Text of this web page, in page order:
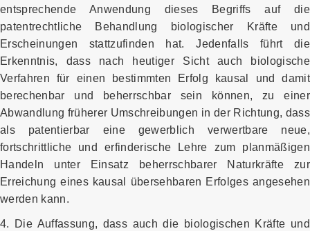
entsprechende Anwendung dieses Begriffs auf die
patentrechtliche Behandlung biologischer Kräfte und
Erscheinungen stattzufinden hat. Jedenfalls führt die
Erkenntnis, dass nach heutiger Sicht auch biologische
Verfahren für einen bestimmten Erfolg kausal und damit
berechenbar und beherrschbar sein können, zu einer
Abwandlung früherer Umschreibungen in der Richtung, dass
als patentierbar eine gewerblich verwertbare neue,
fortschrittliche und erfinderische Lehre zum planmäßigen
Handeln unter Einsatz beherrschbarer Naturkräfte zur
Erreichung eines kausal übersehbaren Erfolges angesehen
werden kann.
4. Die Auffassung, dass auch die biologischen Kräfte und